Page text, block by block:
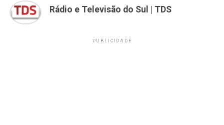
Rádio e Televisão do Sul | TDS
PUBLICIDADE